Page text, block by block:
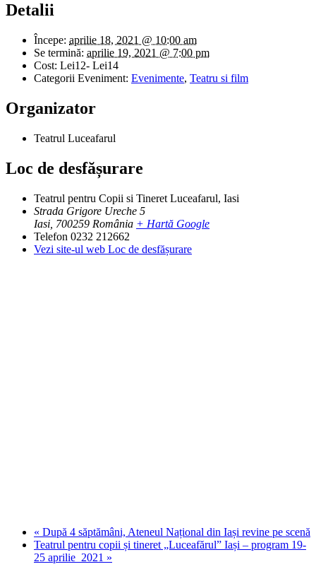
Detalii
Începe: aprilie 18, 2021 @ 10:00 am
Se termină: aprilie 19, 2021 @ 7:00 pm
Cost: Lei12- Lei14
Categorii Eveniment: Evenimente, Teatru si film
Organizator
Teatrul Luceafarul
Loc de desfășurare
Teatrul pentru Copii si Tineret Luceafarul, Iasi
Strada Grigore Ureche 5
Iasi 700259 România + Hartă Google
Telefon 0232 212662
Vezi site-ul web Loc de desfășurare
« După 4 săptămâni, Ateneul Național din Iași revine pe scenă
Teatrul pentru copii și tineret „Luceafărul” Iași – program 19-
25 aprilie 2021 »